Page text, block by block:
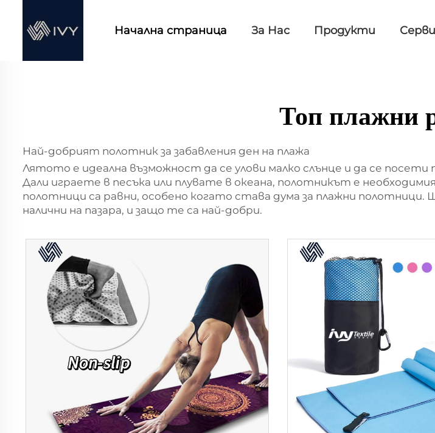
Начална страница За Нас Продукти
Топ плажни
Най-добрият полотник за забавления ден на плажа
Лятото е идеална възможност да се улови малко слънце и да се
Дали играете в песъка или плувате в океана, полотникът е
полотници са равни, особено когато става дума за плажни
налични на пазара, и защо те са най-добри.